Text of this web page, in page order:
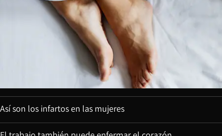
Así son los infartos en las mujeres